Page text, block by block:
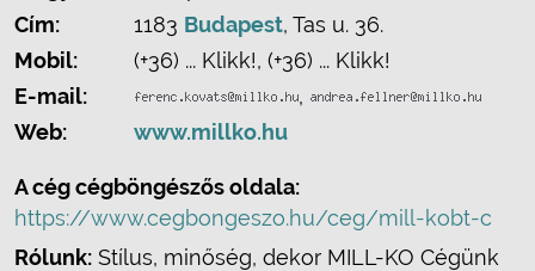
Cím:
1183 Budapest, Tas u. 36.
Mobil:
(+36) ... Klikk!, (+36) ... Klikk!
E-mail:
,
Web:
www.millko.hu
A cég cégböngészős oldala:
https://www.cegbongeszo.hu/ceg/mill-kobt-c
Rólunk: Stílus, minőség, dekor MILL-KO Cégünk